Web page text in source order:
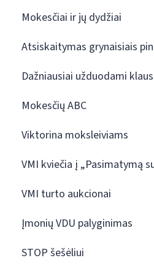
Mokesčiai ir jų dydžiai
Atsiskaitymas grynaisiais
Dažniausiai užduodami
Mokesčių ABC
Viktorina moksleiviams
VMI kviečia į „Pasimatymą
VMI turto aukcionai
Įmonių VDU palyginimas
STOP šešėliui